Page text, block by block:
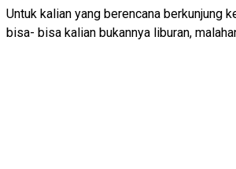
Untuk kalian yang berencana berkunjung
bisa- bisa kalian bukannya liburan,